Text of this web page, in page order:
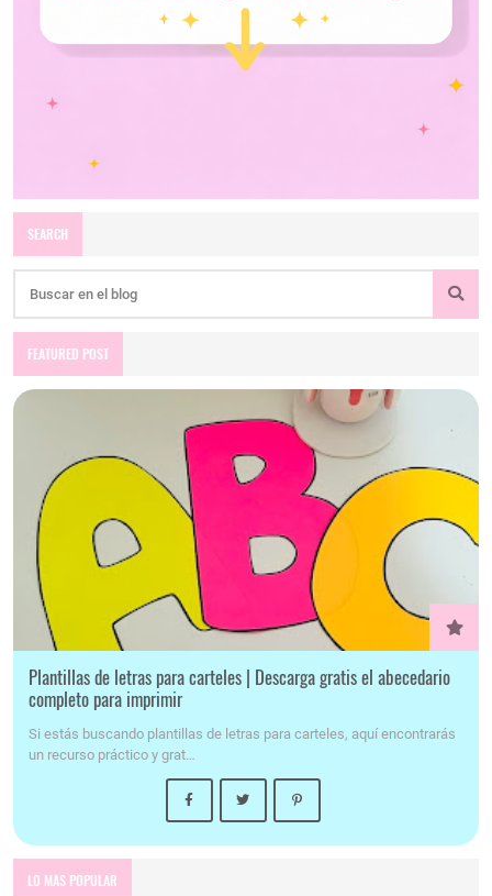
SEARCH
FEATURED POST
Plantillas de letras para carteles | Descarga gratis el abecedario
completo para imprimir
Si estás buscando plantillas de letras para carteles, aquí encontrarás
un recurso práctico y grat…
LO MAS POPULAR